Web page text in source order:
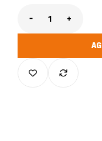
Reducir cantidad